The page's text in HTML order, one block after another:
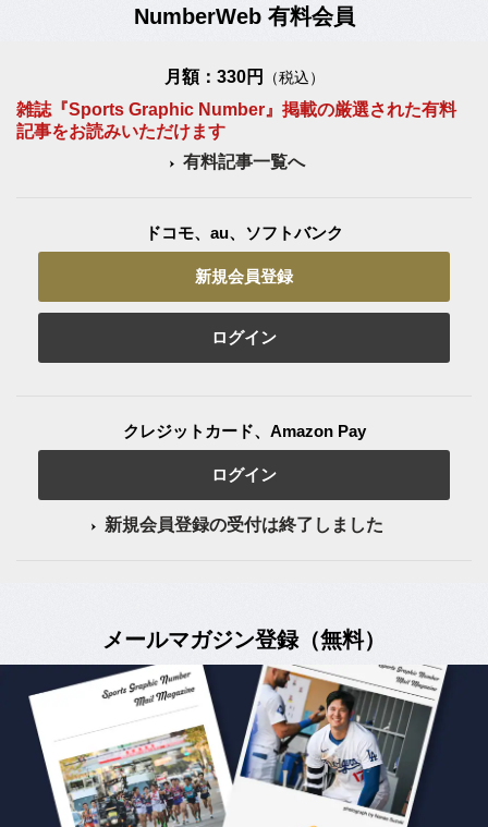
NumberWeb 有料会員
月額：330円 （税込）
雑誌『Sports Graphic Number』掲載の厳選された有料
記事をお読みいただけます
有料記事一覧へ
ドコモ、au、ソフトバンク
新規会員登録
ログイン
クレジットカード、Amazon Pay
ログイン
新規会員登録の受付は終了しました
メールマガジン登録（無料）